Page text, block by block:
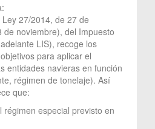
27/2014, de 27 de
de noviembre), del Impuesto
LIS), recoge los
para aplicar el
entidades navieras en función
régimen de tonelaje). Así
que:
régimen especial previsto en